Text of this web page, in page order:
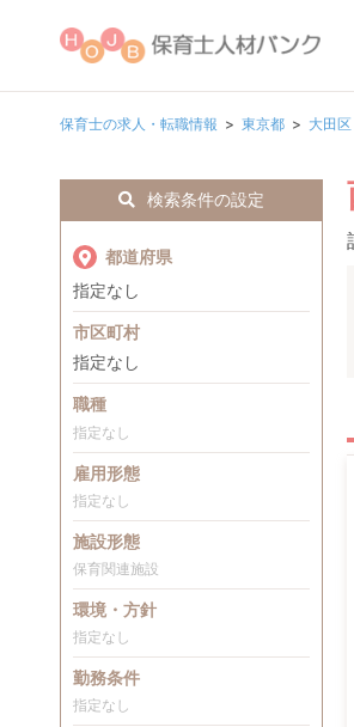
保育士の求人・転職情報 東京都 大田区
検索条件の設定
都道府県
指定なし
市区町村
指定なし
職種
指定なし
雇用形態
指定なし
施設形態
保育関連施設
環境・方針
指定なし
勤務条件
指定なし